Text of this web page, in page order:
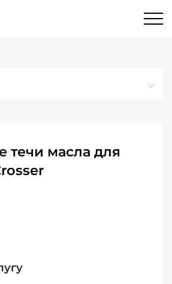
течи масла для